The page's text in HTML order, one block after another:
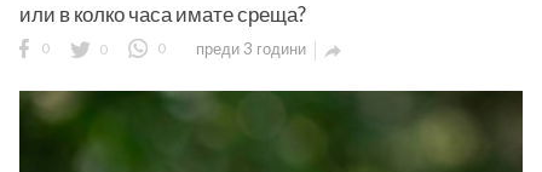
или в колко часа имате среща?
0 0 0 преди 3 години 